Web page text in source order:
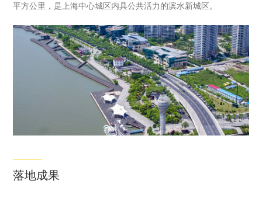
平方公里，是上海中心城区内具公共活力的滨水新城区。
落地成果